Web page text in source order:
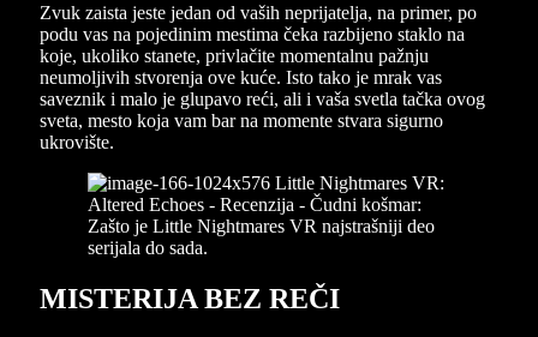
Zvuk zaista jeste jedan od vaših neprijatelja, na primer, po
podu vas na pojedinim mestima čeka razbijeno staklo na
koje, ukoliko stanete, privlačite momentalnu pažnju
neumoljivih stvorenja ove kuće. Isto tako je mrak vas
saveznik i malo je glupavo reći, ali i vaša svetla tačka ovog
sveta, mesto koja vam bar na momente stvara sigurno
ukrovište.
MISTERIJA BEZ REČI